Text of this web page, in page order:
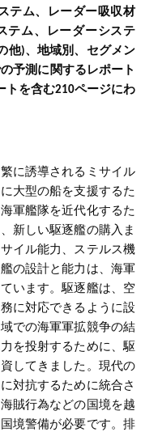
テム、レーダー吸収材
テム、レーダーシステ
他)、地域別、セグメン
予測に関するレポート
トを含む210ページにわ
に誘導されるミサイル
大型の船を支援するた
軍艦隊を近代化するた
新しい駆逐艦の購入ま
イル能力、ステルス機
の設計と能力は、海軍
います。駆逐艦は、空
に対応できるように設
での海軍軍拡競争の結
を投射するために、駆
してきました。現代の
対抗するために統合さ
賊行為などの国境を越
境警備が必要です。排